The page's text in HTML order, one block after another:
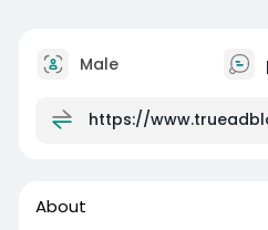
Male
https://
About